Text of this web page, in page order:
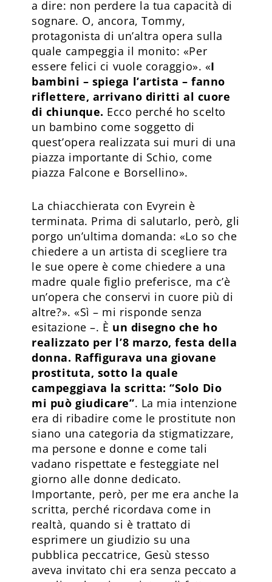
a dire: non perdere la tua capacità di
sognare. O, ancora, Tommy,
protagonista di un’altra opera sulla
quale campeggia il monito: «Per
essere felici ci vuole coraggio». «I
bambini – spiega l’artista – fanno
riflettere, arrivano diritti al cuore
di chiunque. Ecco perché ho scelto
un bambino come soggetto di
quest’opera realizzata sui muri di una
piazza importante di Schio, come
piazza Falcone e Borsellino».
La chiacchierata con Evyrein è
terminata. Prima di salutarlo, però, gli
porgo un’ultima domanda: «Lo so che
chiedere a un artista di scegliere tra
le sue opere è come chiedere a una
madre quale figlio preferisce, ma c’è
un’opera che conservi in cuore più di
altre?». «Sì – mi risponde senza
esitazione –. È un disegno che ho
realizzato per l’8 marzo, festa della
donna. Raffigurava una giovane
prostituta, sotto la quale
campeggiava la scritta: “Solo Dio
mi può giudicare”. La mia intenzione
era di ribadire come le prostitute non
siano una categoria da stigmatizzare,
ma persone e donne e come tali
vadano rispettate e festeggiate nel
giorno alle donne dedicato.
Importante, però, per me era anche la
scritta, perché ricordava come in
realtà, quando si è trattato di
esprimere un giudizio su una
pubblica peccatrice, Gesù stesso
aveva invitato chi era senza peccato a